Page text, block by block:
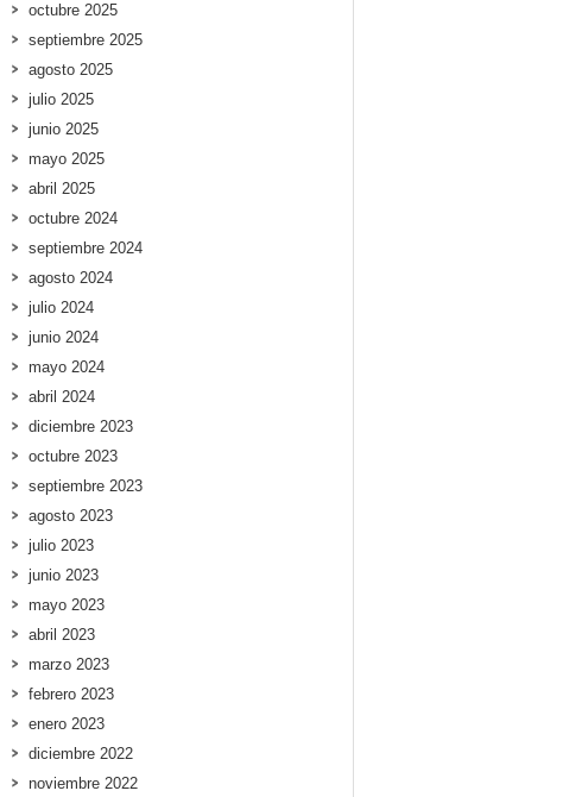
octubre 2025
septiembre 2025
agosto 2025
julio 2025
junio 2025
mayo 2025
abril 2025
octubre 2024
septiembre 2024
agosto 2024
julio 2024
junio 2024
mayo 2024
abril 2024
diciembre 2023
octubre 2023
septiembre 2023
agosto 2023
julio 2023
junio 2023
mayo 2023
abril 2023
marzo 2023
febrero 2023
enero 2023
diciembre 2022
noviembre 2022